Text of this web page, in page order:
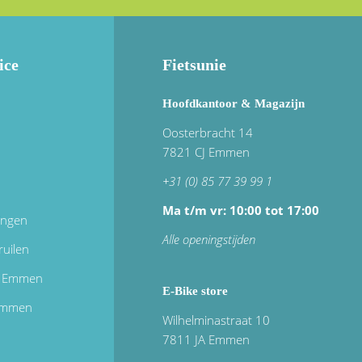
Fietsunie
Hoofdkantoor & Magazijn
Oosterbracht 14
7821 CJ Emmen
+31 (0) 85 77 39 99 1
Ma t/m vr: 10:00 tot 17:00
Alle openingstijden
E-Bike store
Wilhelminastraat 10
7811 JA Emmen